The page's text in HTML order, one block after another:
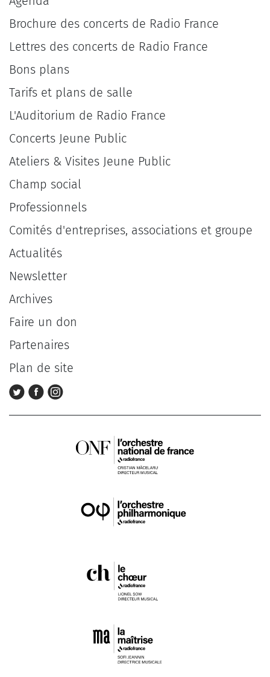
Brochure des concerts de Radio France
Lettres des concerts de Radio France
Bons plans
Tarifs et plans de salle
L'Auditorium de Radio France
Concerts Jeune Public
Ateliers & Visites Jeune Public
Champ social
Professionnels
Comités d'entreprises, associations et groupe
Actualités
Newsletter
Archives
Faire un don
Partenaires
Plan de site